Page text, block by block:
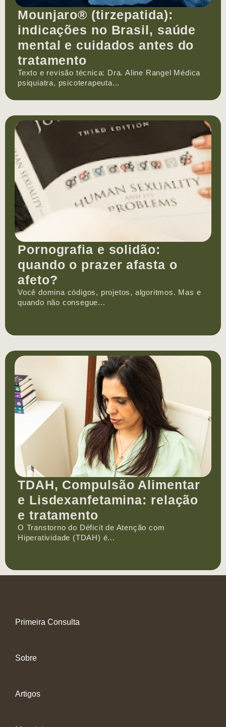
Mounjaro® (tirzepatida):
indicações no Brasil, saúde
mental e cuidados antes do
tratamento
Texto e revisão técnica: Dra. Aline Rangel Médica
psiquiatra, psicoterapeuta...
Pornografia e solidão:
quando o prazer afasta o
afeto?
Você domina códigos, projetos, algoritmos. Mas e
quando não consegue...
TDAH, Compulsão Alimentar
e Lisdexanfetamina: relação
e tratamento
O Transtorno do Déficit de Atenção com
Hiperatividade (TDAH) é...
Primeira Consulta
Sobre
Artigos